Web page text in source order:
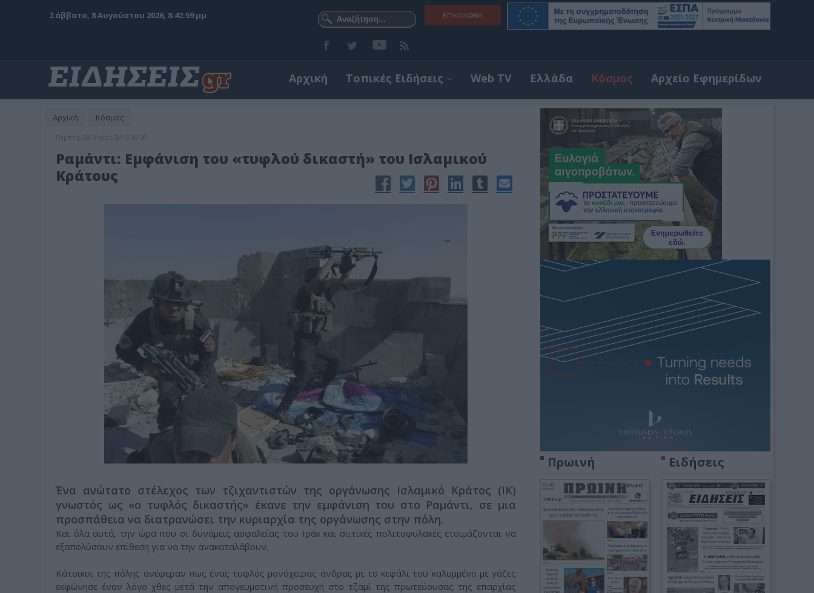
ΕΠΙΚΟΙΝΩΝΊΑ
Σάββατο, 8 Αυγούστου 2026, 8:43:01 μμ
Αρχική Τοπικές Ειδήσεις Web TV Ελλάδα Κόσμος Αρχείο Εφημερίδων
Αρχική Κόσμος
Πέμπτη, 28 Μαϊος 2015 00:50
Ραμάντι: Εμφάνιση του «τυφλού δικαστή» του Ισλαμικού
Κράτους
Ένα ανώτατο στέλεχος των τζιχαντιστών της οργάνωσης Ισλαμικό Κράτος (ΙΚ)
γνωστός ως «ο τυφλός δικαστής» έκανε την εμφάνιση του στο Ραμάντι, σε μια
προσπάθεια να διατρανώσει την κυριαρχία της οργάνωσης στην πόλη.
Και όλα αυτά, την ώρα που οι δυνάμεις ασφαλείας του Ιράκ και σιιτικές πολιτοφυλακές ετοιμάζονται να
εξαπολύσουν επίθεση για να την ανακαταλάβουν.
Κάτοικοι της πόλης ανέφεραν πως ένας τυφλός μονόχειρας άνδρας με το κεφάλι του καλυμμένο με γάζες
εκφώνησε έναν λόγο χθες μετά την απογευματινή προσευχή στο τζαμί της πρωτεύουσας της επαρχίας
Πρωινή Ειδήσεις